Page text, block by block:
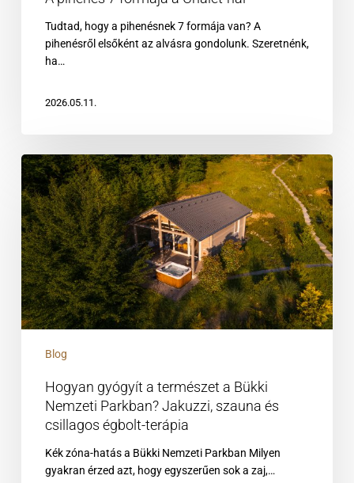
Tudtad, hogy a pihenésnek 7 formája van? A
pihenésről elsőként az alvásra gondolunk. Szeretnénk,
ha…
2026.05.11.
Hogyan
gyógyít
a
természet
a
Bükki
Nemzeti
Parkban?
Jakuzzi,
szauna
csillagos
terápia
Blog
Hogyan gyógyít a természet a Bükki
Nemzeti Parkban? Jakuzzi, szauna és
csillagos égbolt-terápia
Kék zóna-hatás a Bükki Nemzeti Parkban Milyen
gyakran érzed azt, hogy egyszerűen sok a zaj,…